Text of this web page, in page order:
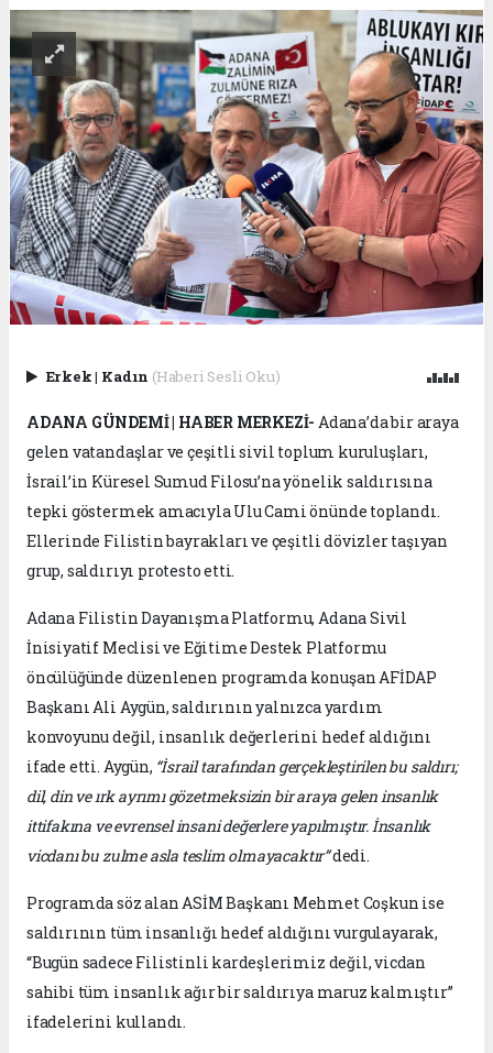
Erkek| Kadın (Haberi Sesli Oku)
ADANA GÜNDEMİ | HABER MERKEZİ- Adana’da bir araya
gelen vatandaşlar ve çeşitli sivil toplum kuruluşları,
İsrail’in Küresel Sumud Filosu’na yönelik saldırısına
tepki göstermek amacıyla Ulu Cami önünde toplandı.
Ellerinde Filistin bayrakları ve çeşitli dövizler taşıyan
grup, saldırıyı protesto etti.
Adana Filistin Dayanışma Platformu, Adana Sivil
İnisiyatif Meclisi ve Eğitime Destek Platformu
öncülüğünde düzenlenen programda konuşan AFİDAP
Başkanı Ali Aygün, saldırının yalnızca yardım
konvoyunu değil, insanlık değerlerini hedef aldığını
ifade etti. Aygün, “İsrail tarafından gerçekleştirilen bu saldırı;
dil, din ve ırk ayrımı gözetmeksizin bir araya gelen insanlık
ittifakına ve evrensel insani değerlere yapılmıştır. İnsanlık
vicdanı bu zulme asla teslim olmayacaktır”dedi.
Programda söz alan ASİM Başkanı Mehmet Coşkun ise
saldırının tüm insanlığı hedef aldığını vurgulayarak,
“Bugün sadece Filistinli kardeşlerimiz değil, vicdan
sahibi tüm insanlık ağır bir saldırıya maruz kalmıştır”
ifadelerini kullandı.